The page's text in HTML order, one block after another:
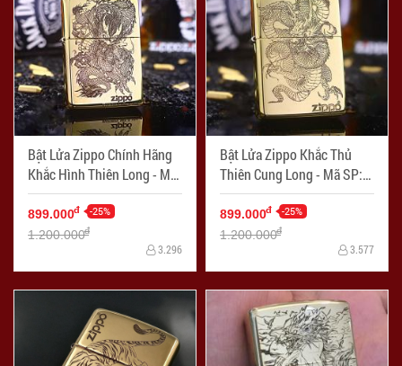
Bật Lửa Zippo Chính Hãng
Khắc Hình Thiên Long - Mã
SP: ZPC2275
899.000đ -25%
1.200.000đ
3.296
Bật Lửa Zippo Khắc Thủ
Thiên Cung Long - Mã SP:
ZPC2274
899.000đ -25%
1.200.000đ
3.577